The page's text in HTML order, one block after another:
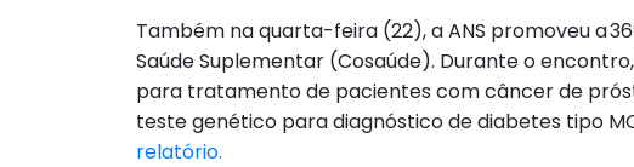
Também na quarta-feira (22), a ANS promoveu a
Saúde Suplementar (Cosaúde). Durante o
para tratamento de pacientes com câncer de
teste genético para diagnóstico de diabetes tipo
relatório.